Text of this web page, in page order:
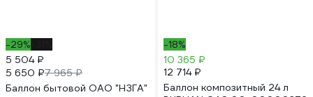
-29%
5 504 ₽
5 650 ₽7 965 ₽
Баллон бытовой ОАО "НЗГА"
-18%
10 365 ₽
12 714 ₽
Баллон композитный 24 л